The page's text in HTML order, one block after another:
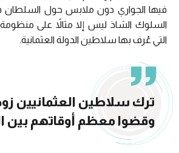
فيها الجواري دون ملابس حول
السلوك الشاذ ليس إلا مثالاً على
التي عُرف بها سلاطين الدولة العثمانية.
ترك سلاطين العثمانيين
وقضوا معظم أوقاتهم بين